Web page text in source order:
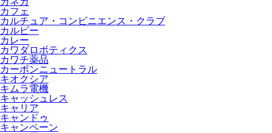
カフェ
カルチュア・コンビニエンス・クラブ
カルビー
カレー
カワダロボティクス
カワチ薬品
カーボンニュートラル
キオクシア
キムラ電機
キャッシュレス
キャリア
キャンドゥ
キャンペーン